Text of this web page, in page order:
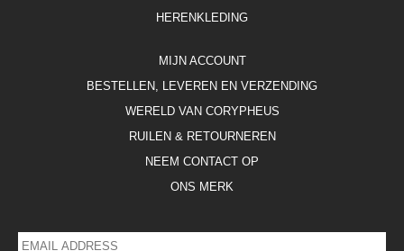
HERENKLEDING
MIJN ACCOUNT
BESTELLEN, LEVEREN EN VERZENDING
WERELD VAN CORYPHEUS
RUILEN & RETOURNEREN
NEEM CONTACT OP
ONS MERK
EMAIL